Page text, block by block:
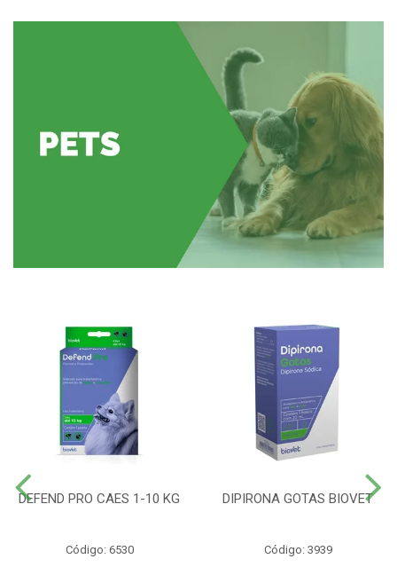
DEFEND PRO CAES 1-10 KG
Código: 6530
DIPIRONA GOTAS BIOVET
Código: 3939